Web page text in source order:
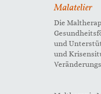
Malatelier
Die
und
und